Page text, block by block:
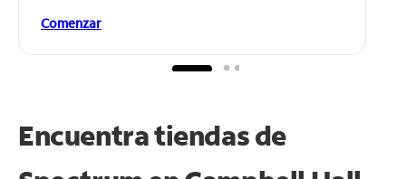
Comenzar
Encuentra tiendas de